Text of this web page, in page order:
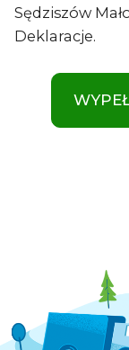
Sędziszów
Deklaracje.